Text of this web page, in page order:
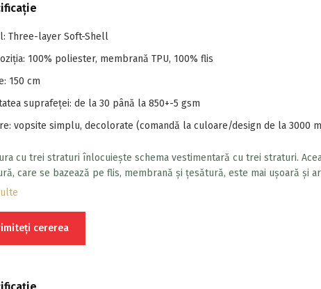
Three-layer Soft-Shell
100% poliester, membrană TPU, 100% flis
150 cm
suprafeței: de la 30 până la 850+-5 gsm
vopsite simplu, decolorate (comandă la culoare/design de la 3000
cu trei straturi înlocuiește schema vestimentară cu trei straturi.
care se bazează pe flis, membrană și țesătură, este mai ușoară și
de performanță ale îmbrăcămintei multistrat.
cererea